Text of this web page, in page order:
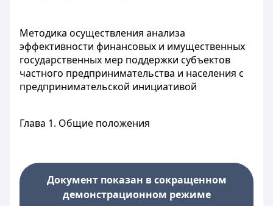
Методика осуществления анализа
эффективности финансовых и имущественных
государственных мер поддержки субъектов
частного предпринимательства и населения с
предпринимательской инициативой
Глава 1. Общие положения
Документ показан в сокращенном
демонстрационном режиме